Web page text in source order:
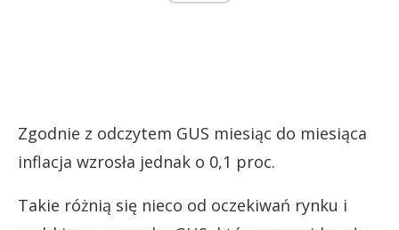
Zgodnie z odczytem GUS miesiąc do miesiąca
inflacja wzrosła jednak o 0,1 proc.
Takie różnią się nieco od oczekiwań rynku i